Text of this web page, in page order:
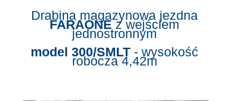
Drabina magazynowa jezdna
FARAONEz wejściem
jednostronnym
model 300/SMLT - wysokość
robocza 4,42m